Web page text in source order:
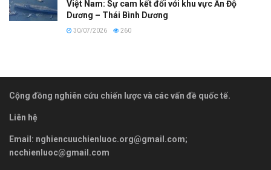
Việt Nam: Sự cam kết đối với khu vực Ấn Độ
Dương – Thái Bình Dương
30/07/2026 260
Cộng đồng nghiên cứu chiến lược và các vấn đề quốc tế.
Liên hệ
Email: nghiencuuchienluoc.org@gmail.com;
ncchienluoc@gmail.com